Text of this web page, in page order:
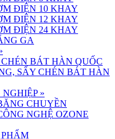
ĐIỆN 10 KHAY
ĐIỆN 12 KHAY
ĐIỆN 24 KHAY
GA
BÁT HÀN QUỐC
SẤY CHÉN BÁT HÀN
»
CHUYỀN
NGHỆ OZONE